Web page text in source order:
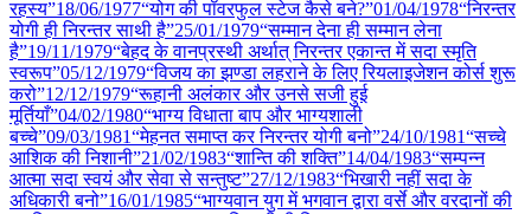
रहस्य”18/06/1977“योग की पॉवरफुल स्टेज कैसे बने?”01/04/1978“निरन्तर
योगी ही निरन्तर साथी है”25/01/1979“सम्मान देना ही सम्मान लेना
है”19/11/1979“बेहद के वानप्रस्थी अर्थात् निरन्तर एकान्त में सदा स्मृति
स्वरूप”05/12/1979“विजय का झण्डा लहराने के लिए रियलाइजेशन कोर्स शुरू
करो”12/12/1979“रूहानी अलंकार और उनसे सजी हुई
मूर्तियाँ”04/02/1980“भाग्य विधाता बाप और भाग्यशाली
बच्चे”09/03/1981“मेहनत समाप्त कर निरन्तर योगी बनो”24/10/1981“सच्चे
आशिक की निशानी”21/02/1983“शान्ति की शक्ति”14/04/1983“सम्पन्न
आत्मा सदा स्वयं और सेवा से सन्तुष्ट”27/12/1983“भिखारी नहीं सदा के
अधिकारी बनो”16/01/1985“भाग्यवान युग में भगवान द्वारा वर्से और वरदानों की